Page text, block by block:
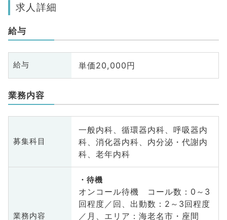
求人詳細
給与
給与 単価20,000円
業務内容
募集科目
一般内科、循環器内科、呼吸器内
科、消化器内科、内分泌・代謝内
科、老年内科
業務内容
待機
オンコール待機 コール数：0～3
回程度／回、出動数：2～3回程度
／月、エリア：海老名市・座間